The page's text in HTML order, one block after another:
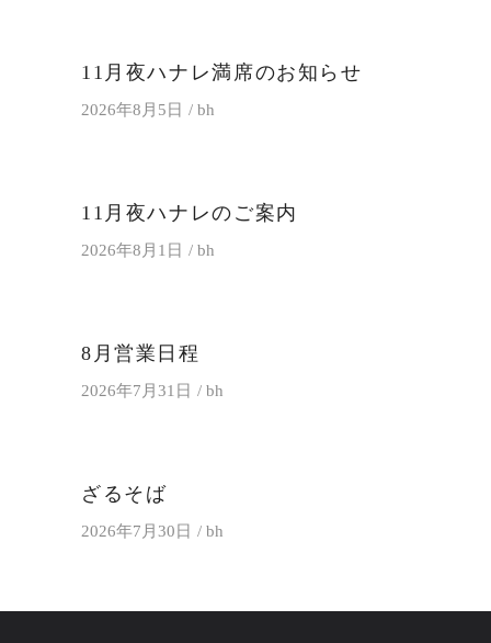
11月夜ハナレ満席のお知らせ
2026年8月5日 bh
11月夜ハナレのご案内
2026年8月1日 bh
8月営業日程
2026年7月31日 bh
ざるそば
2026年7月30日 bh